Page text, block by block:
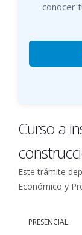
conocer
Curso a
Este trámite
Económico y
PRESENCIAL